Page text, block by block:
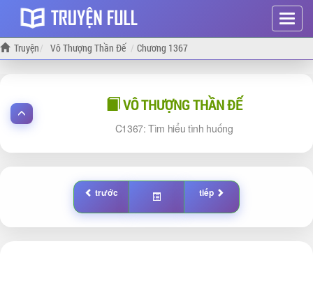
Hiện
menu
Truyện Vô Thượng Thần Đế Chương 1367
VÔ THƯỢNG THẦN ĐẾ
1367: Tìm hiểu tình huống
trước tiếp